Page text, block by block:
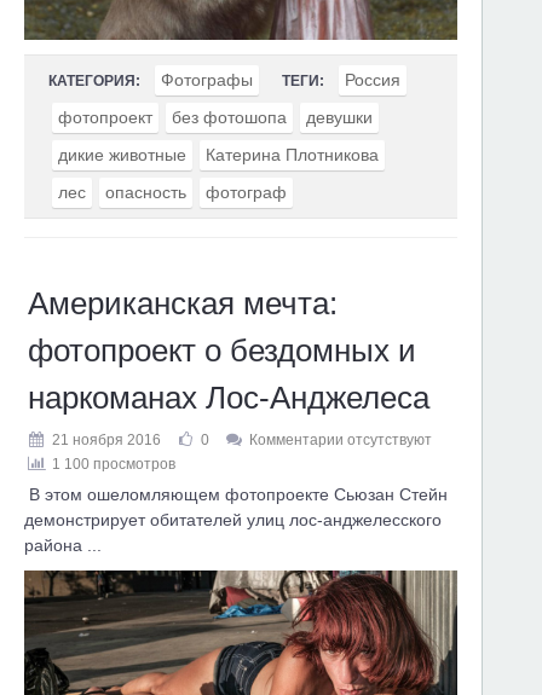
КАТЕГОРИЯ: Фотографы ТЕГИ:
Россия
фотопроект
без фотошопа
девушки
дикие животные
Катерина Плотникова
лес
опасность фотограф
Американская мечта:
фотопроект о бездомных и
наркоманах Лос-Анджелеса
21 ноября 2016 0
Комментарии отсутствуют
1 100 просмотров
В этом ошеломляющем фотопроекте Сьюзан Стейн
демонстрирует обитателей улиц лос-анджелесского
района ...